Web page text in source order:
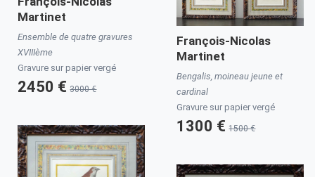
Martinet
Ensemble de quatre gravures
XVIIIème
Gravure sur papier vergé
2450 € 3000 €
François-Nicolas
Martinet
Bengalis, moineau jeune et
cardinal
Gravure sur papier vergé
1300 € 1500 €